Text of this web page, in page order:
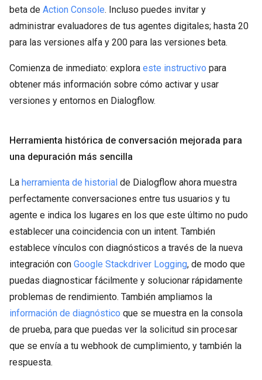
beta de Action Console. Incluso puedes invitar y
administrar evaluadores de tus agentes digitales; hasta 20
para las versiones alfa y 200 para las versiones beta.
Comienza de inmediato: explora este instructivo para
obtener más información sobre cómo activar y usar
versiones y entornos en Dialogflow.
Herramienta histórica de conversación mejorada para
una depuración más sencilla
La herramienta de historial de Dialogflow ahora muestra
perfectamente conversaciones entre tus usuarios y tu
agente e indica los lugares en los que este último no pudo
establecer una coincidencia con un intent. También
establece vínculos con diagnósticos a través de la nueva
integración con Google Stackdriver Logging, de modo que
puedas diagnosticar fácilmente y solucionar rápidamente
problemas de rendimiento. También ampliamos la
información de diagnóstico que se muestra en la consola
de prueba, para que puedas ver la solicitud sin procesar
que se envía a tu webhook de cumplimiento, y también la
respuesta.